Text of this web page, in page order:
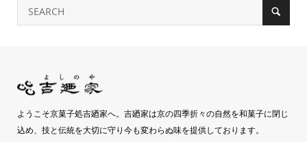
ようこそ京菓子処吉廼家へ。吉廼家は京の四季折々の自然を和菓子に閉じ
込め、技と伝統を大切に守り今も変わらぬ味を提供しております。